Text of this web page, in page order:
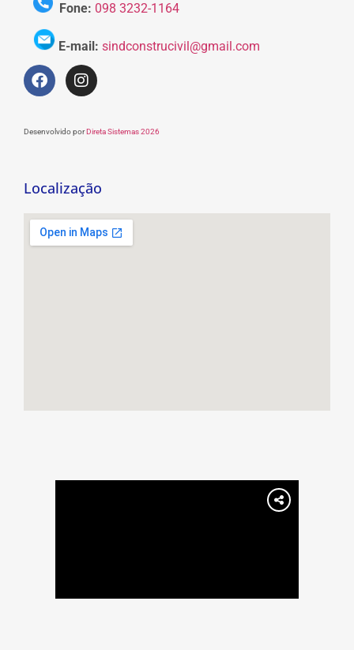
Fone: 098 3232-1164
E-mail: sindconstrucivil@gmail.com
Desenvolvido porDireta Sistemas 2026
Localização